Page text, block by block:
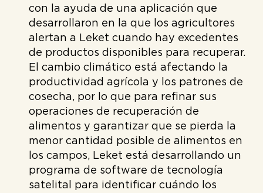
con la ayuda de una aplicación que
desarrollaron en la que los agricultores
alertan a Leket cuando hay excedentes
de productos disponibles para recuperar.
El cambio climático está afectando la
productividad agrícola y los patrones de
cosecha, por lo que para refinar sus
operaciones de recuperación de
alimentos y garantizar que se pierda la
menor cantidad posible de alimentos en
los campos, Leket está desarrollando un
programa de software de tecnología
satelital para identificar cuándo los